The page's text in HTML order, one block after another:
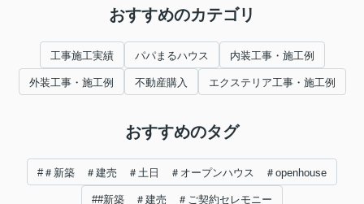
おすすめのカテゴリ
工事施工実績 パパまるハウス 内装工事・施工例
外装工事・施工例 不動産購入 エクステリア工事・施工例
おすすめのタグ
#＃新築 ＃建売 ＃土日 ＃オープンハウス ＃openhouse
##新築 ＃建売 ＃ご契約セレモニー